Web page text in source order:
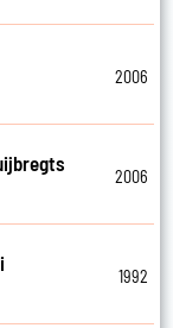
2006
2006
1992